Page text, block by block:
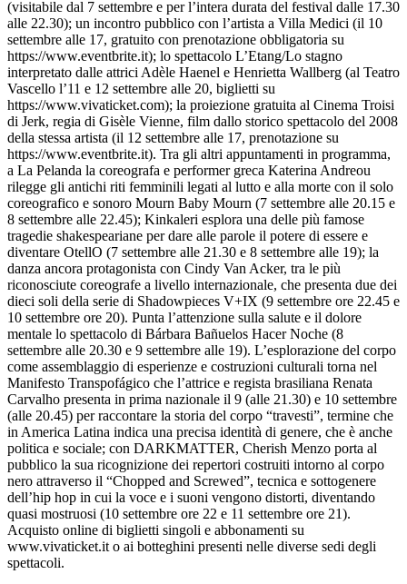
(visitabile dal 7 settembre e per l’intera durata del festival dalle 17.30
alle 22.30); un incontro pubblico con l’artista a Villa Medici (il 10
settembre alle 17, gratuito con prenotazione obbligatoria su
https://www.eventbrite.it); lo spettacolo L’Etang/Lo stagno
interpretato dalle attrici Adèle Haenel e Henrietta Wallberg (al Teatro
Vascello l’11 e 12 settembre alle 20, biglietti su
https://www.vivaticket.com); la proiezione gratuita al Cinema Troisi
di Jerk, regia di Gisèle Vienne, film dallo storico spettacolo del 2008
della stessa artista (il 12 settembre alle 17, prenotazione su
https://www.eventbrite.it). Tra gli altri appuntamenti in programma,
a La Pelanda la coreografa e performer greca Katerina Andreou
rilegge gli antichi riti femminili legati al lutto e alla morte con il solo
coreografico e sonoro Mourn Baby Mourn (7 settembre alle 20.15 e
8 settembre alle 22.45); Kinkaleri esplora una delle più famose
tragedie shakespeariane per dare alle parole il potere di essere e
diventare OtellO (7 settembre alle 21.30 e 8 settembre alle 19); la
danza ancora protagonista con Cindy Van Acker, tra le più
riconosciute coreografe a livello internazionale, che presenta due dei
dieci soli della serie di Shadowpieces V+IX (9 settembre ore 22.45 e
10 settembre ore 20). Punta l’attenzione sulla salute e il dolore
mentale lo spettacolo di Bárbara Bañuelos Hacer Noche (8
settembre alle 20.30 e 9 settembre alle 19). L’esplorazione del corpo
come assemblaggio di esperienze e costruzioni culturali torna nel
Manifesto Transpofágico che l’attrice e regista brasiliana Renata
Carvalho presenta in prima nazionale il 9 (alle 21.30) e 10 settembre
(alle 20.45) per raccontare la storia del corpo “travesti”, termine che
in America Latina indica una precisa identità di genere, che è anche
politica e sociale; con DARKMATTER, Cherish Menzo porta al
pubblico la sua ricognizione dei repertori costruiti intorno al corpo
nero attraverso il “Chopped and Screwed”, tecnica e sottogenere
dell’hip hop in cui la voce e i suoni vengono distorti, diventando
quasi mostruosi (10 settembre ore 22 e 11 settembre ore 21).
Acquisto online di biglietti singoli e abbonamenti su
www.vivaticket.it o ai botteghini presenti nelle diverse sedi degli
spettacoli.